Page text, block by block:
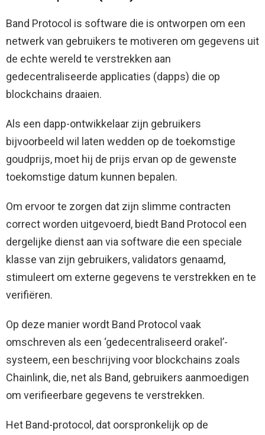
Band Protocol is software die is ontworpen om een ​​
netwerk van gebruikers te motiveren om gegevens uit
de echte wereld te verstrekken aan
gedecentraliseerde applicaties (dapps) die op
blockchains draaien.
Als een dapp-ontwikkelaar zijn gebruikers
bijvoorbeeld wil laten wedden op de toekomstige
goudprijs, moet hij de prijs ervan op de gewenste
toekomstige datum kunnen bepalen.
Om ervoor te zorgen dat zijn slimme contracten
correct worden uitgevoerd, biedt Band Protocol een
dergelijke dienst aan via software die een speciale
klasse van zijn gebruikers, validators genaamd,
stimuleert om externe gegevens te verstrekken en te
verifiëren.
Op deze manier wordt Band Protocol vaak
omschreven als een ‘gedecentraliseerd orakel’-
systeem, een beschrijving voor blockchains zoals
Chainlink, die, net als Band, gebruikers aanmoedigen
om verifieerbare gegevens te verstrekken.
Het Band-protocol, dat oorspronkelijk op de